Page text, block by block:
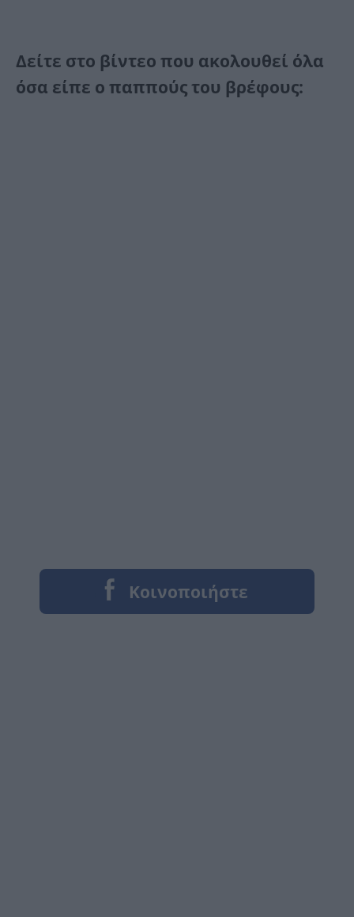
Δείτε στο βίντεο που ακολουθεί όλα
όσα είπε ο παππούς του βρέφους: